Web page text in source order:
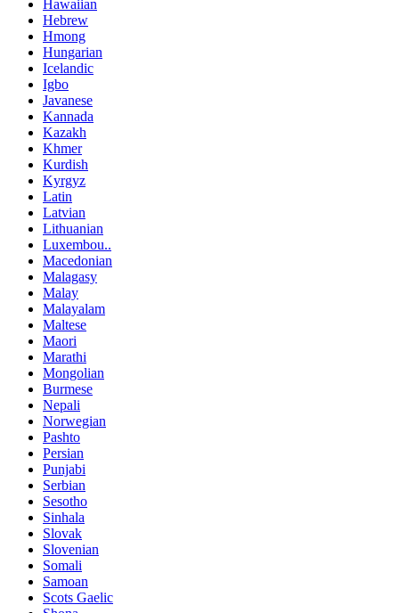
Hawaiian
Hebrew
Hmong
Hungarian
Icelandic
Igbo
Javanese
Kannada
Kazakh
Khmer
Kurdish
Kyrgyz
Latin
Latvian
Lithuanian
Luxembou..
Macedonian
Malagasy
Malay
Malayalam
Maltese
Maori
Marathi
Mongolian
Burmese
Nepali
Norwegian
Pashto
Persian
Punjabi
Serbian
Sesotho
Sinhala
Slovak
Slovenian
Somali
Samoan
Scots Gaelic